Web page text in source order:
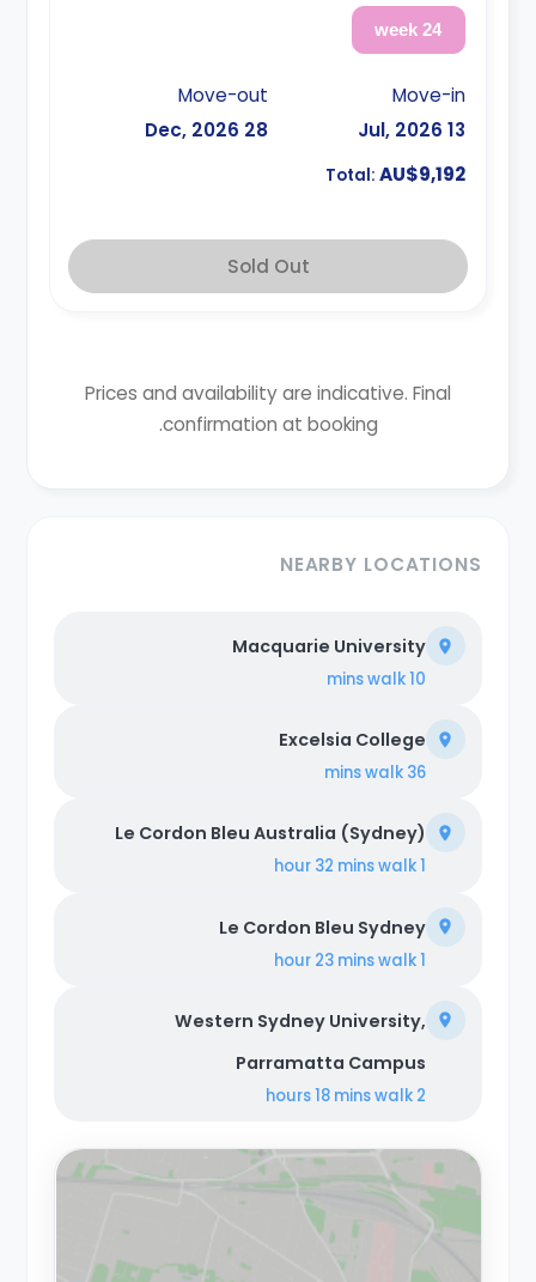
24 week
Move-in
13 Jul, 2026
Move-out
28 Dec, 2026
Total: AU$9,192
Sold Out
Prices and availability are indicative. Final
confirmation at booking.
NEARBY LOCATIONS
Macquarie University
10 mins
walk
Excelsia College
36 mins
walk
Le Cordon Bleu Australia (Sydney)
1 hour 32 mins
walk
Le Cordon Bleu Sydney
1 hour 23 mins
walk
Western Sydney University,
Parramatta Campus
2 hours 18 mins
walk